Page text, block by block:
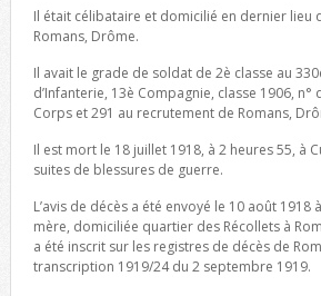
Il était célibataire et domicilié en dernier lieu
Romans, Drôme.
Il avait le grade de soldat de 2è classe au
d’Infanterie, 13è Compagnie, classe 1906, n°
Corps et 291 au recrutement de Romans,
Il est mort le 18 juillet 1918, à 2 heures 55, à
suites de blessures de guerre.
L’avis de décès a été envoyé le 10 août 1918
mère, domiciliée quartier des Récollets à
a été inscrit sur les registres de décès de
transcription 1919/24 du 2 septembre 1919.